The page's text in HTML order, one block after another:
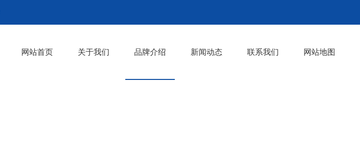
网站首页 关于我们 品牌介绍 新闻动态 联系我们 网站地图